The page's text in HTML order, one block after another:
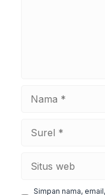
Simpan nama,